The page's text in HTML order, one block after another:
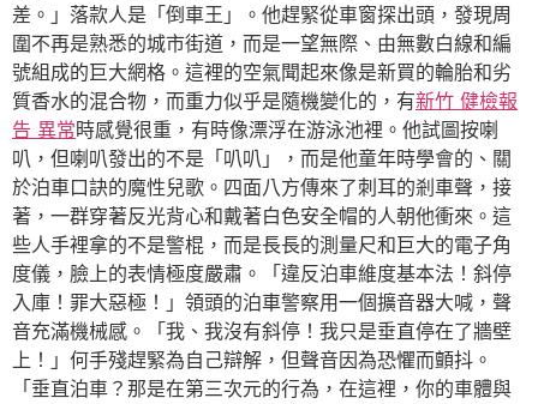
差。」落款人是「倒車王」。他趕緊從車窗探出頭，發現周
圍不再是熟悉的城市街道，而是一望無際、由無數白線和編
號組成的巨大網格。這裡的空氣聞起來像是新買的輪胎和劣
質香水的混合物，而重力似乎是隨機變化的，有新竹 健檢報
告 異常時感覺很重，有時像漂浮在游泳池裡。他試圖按喇
叭，但喇叭發出的不是「叭叭」，而是他童年時學會的、關
於泊車口訣的魔性兒歌。四面八方傳來了刺耳的剎車聲，接
著，一群穿著反光背心和戴著白色安全帽的人朝他衝來。這
些人手裡拿的不是警棍，而是長長的測量尺和巨大的電子角
度儀，臉上的表情極度嚴肅。「違反泊車維度基本法！斜停
入庫！罪大惡極！」領頭的泊車警察用一個擴音器大喊，聲
音充滿機械感。「我、我沒有斜停！我只是垂直停在了牆壁
上！」何手殘趕緊為自己辯解，但聲音因為恐懼而顫抖。
「垂直泊車？那是在第三次元的行為，在這裡，你的車體與